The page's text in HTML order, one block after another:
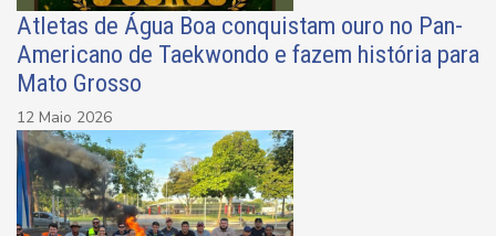
Atletas de Água Boa conquistam ouro no Pan-
Americano de Taekwondo e fazem história para
Mato Grosso
12 Maio 2026